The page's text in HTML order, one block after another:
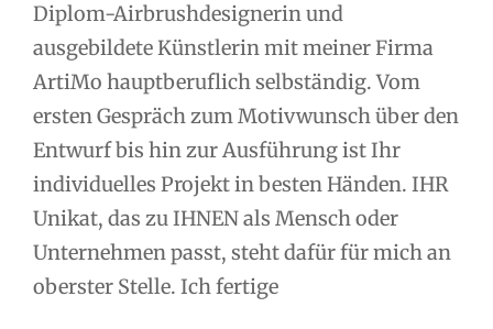
Diplom-Airbrushdesignerin und
ausgebildete Künstlerin mit meiner Firma
ArtiMo hauptberuflich selbständig. Vom
ersten Gespräch zum Motivwunsch über den
Entwurf bis hin zur Ausführung ist Ihr
individuelles Projekt in besten Händen. IHR
Unikat, das zu IHNEN als Mensch oder
Unternehmen passt, steht dafür für mich an
oberster Stelle. Ich fertige